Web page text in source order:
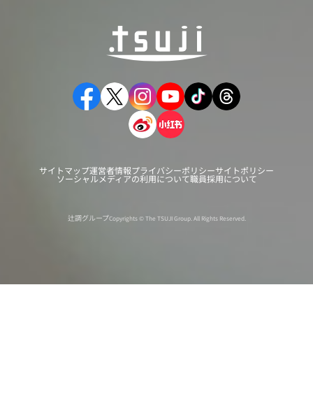
サイトマップ運営者情報プライバシーポリシーサイトポリシー
ソーシャルメディアの利用について職員採用について
辻調グループCopyrights © The TSUJI Group. All Rights Reserved.